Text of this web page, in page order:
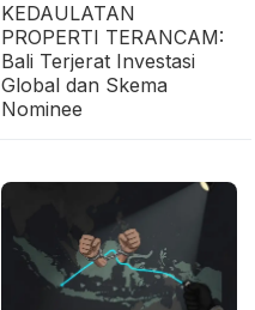
KEDAULATAN
PROPERTI TERANCAM:
Bali Terjerat Investasi
Global dan Skema
Nominee